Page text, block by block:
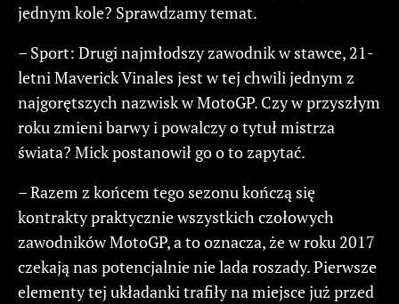
jednym kole? Sprawdzamy temat.
– Sport: Drugi najmłodszy zawodnik w stawce, 21-
letni Maverick Vinales jest w tej chwili jednym z
najgorętszych nazwisk w MotoGP. Czy w przyszłym
roku zmieni barwy i powalczy o tytuł mistrza
świata? Mick postanowił go o to zapytać.
– Razem z końcem tego sezonu kończą się
kontrakty praktycznie wszystkich czołowych
zawodników MotoGP, a to oznacza, że w roku 2017
czekają nas potencjalnie nie lada roszady. Pierwsze
elementy tej układanki trafiły na miejsce już przed